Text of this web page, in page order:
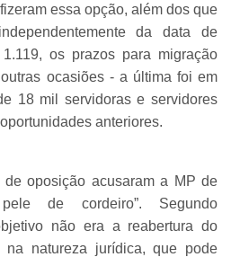
essa opção, além dos que
da data de
os prazos para migração
ocasiões - a última foi em
18 mil servidoras e servidores
anteriores.
de oposição acusaram a MP de
de cordeiro”. Segundo
não era a reabertura do
na natureza jurídica, que pode